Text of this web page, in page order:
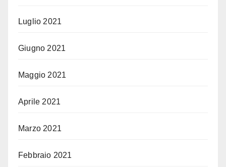
Luglio 2021
Giugno 2021
Maggio 2021
Aprile 2021
Marzo 2021
Febbraio 2021